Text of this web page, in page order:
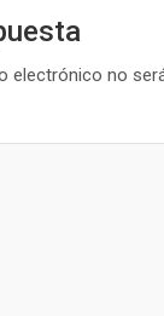
electrónico no